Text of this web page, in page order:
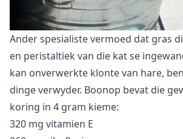
Ander spesialiste vermoed dat gras
en peristaltiek van die kat se
kan onverwerkte klonte van hare,
dinge verwyder. Boonop bevat die
koring in 4 gram kieme:
320 mg vitamien E